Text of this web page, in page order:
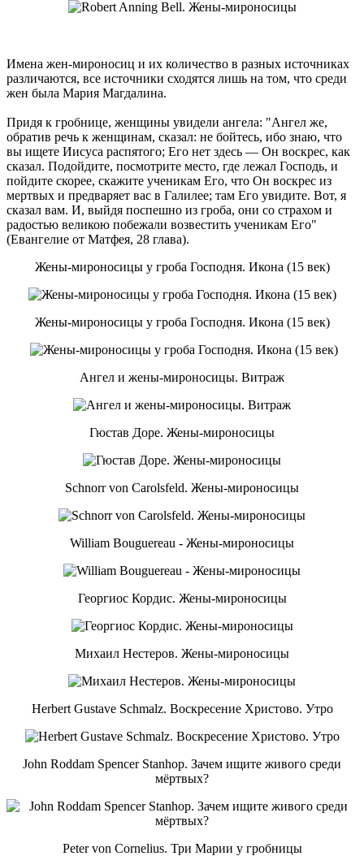
Имена жен-мироносиц и их количество в разных источниках
различаются, все источники сходятся лишь на том, что среди
жен была Мария Магдалина.
Придя к гробнице, женщины увидели ангела: "Ангел же,
обратив речь к женщинам, сказал: не бойтесь, ибо знаю, что
вы ищете Иисуса распятого; Его нет здесь — Он воскрес, как
сказал. Подойдите, посмотрите место, где лежал Господь, и
пойдите скорее, скажите ученикам Его, что Он воскрес из
мертвых и предваряет вас в Галилее; там Его увидите. Вот, я
сказал вам. И, выйдя поспешно из гроба, они со страхом и
радостью великою побежали возвестить ученикам Его"
(Евангелие от Матфея, 28 глава).
Жены-мироносицы у гроба Господня. Икона (15 век)
Жены-мироносицы у гроба Господня. Икона (15 век)
Ангел и жены-мироносицы. Витраж
Гюстав Доре. Жены-мироносицы
Schnorr von Carolsfeld. Жены-мироносицы
William Bouguereau - Жены-мироносицы
Георгиос Кордис. Жены-мироносицы
Михаил Нестеров. Жены-мироносицы
Herbert Gustave Schmalz. Воскресение Христово. Утро
John Roddam Spencer Stanhop. Зачем ищите живого среди
мёртвых?
Peter von Cornelius. Три Марии у гробницы